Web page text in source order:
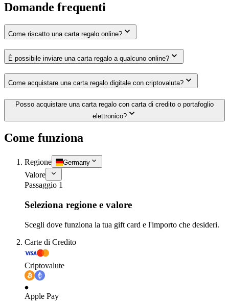
Domande frequenti
Come riscatto una carta regalo online?
È possibile inviare una carta regalo a qualcuno online?
Come acquistare una carta regalo digitale con criptovaluta?
Posso acquistare una carta regalo con carta di credito o portafoglio
elettronico?
Come funziona
Regione Germany
Valore
Passaggio 1
Seleziona regione e valore
Scegli dove funziona la tua gift card e l'importo che desideri.
Carte di Credito
Criptovalute
Apple Pay